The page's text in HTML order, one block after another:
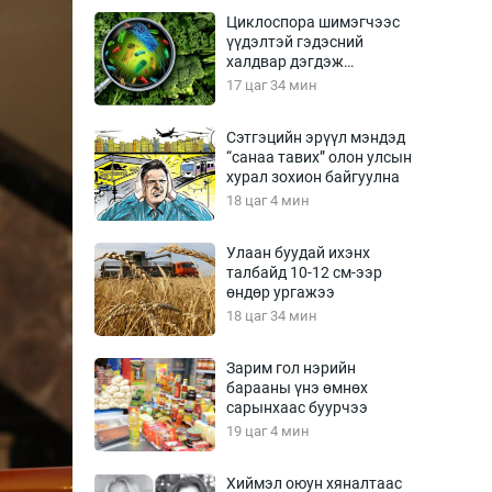
Эрхэм баян
үг
Бусад
Фото
Инфографик
Санал асуулга
Циклоспора шимэгчээс
үүдэлтэй гэдэсний
халдвар дэгдэж
болзошгүй
17 цаг 34 мин
Сэтгэцийн эрүүл мэндэд
“санаа тавих” олон улсын
хурал зохион байгуулна
18 цаг 4 мин
Улаан буудай ихэнх
талбайд 10-12 см-ээр
өндөр ургажээ
18 цаг 34 мин
Зарим гол нэрийн
барааны үнэ өмнөх
сарынхаас буурчээ
19 цаг 4 мин
Хиймэл оюун хяналтаас